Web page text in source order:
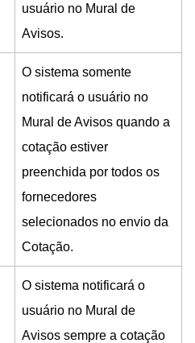
usuário no Mural de
Avisos.
O sistema somente
notificará o usuário no
Mural de Avisos quando a
cotação estiver
preenchida por todos os
fornecedores
selecionados no envio da
Cotação.
O sistema notificará o
usuário no Mural de
Avisos sempre a cotação